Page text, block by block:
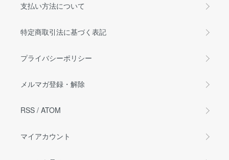
支払い方法について
特定商取引法に基づく表記
プライバシーポリシー
メルマガ登録・解除
RSS / ATOM
マイアカウント